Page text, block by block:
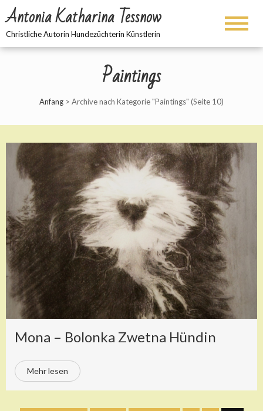
Antonia Katharina Tessnow
Christliche Autorin Hundezüchterin Künstlerin
Paintings
Anfang > Archive nach Kategorie "Paintings" (Seite 10)
Mona – Bolonka Zwetna Hündin
Mehr lesen